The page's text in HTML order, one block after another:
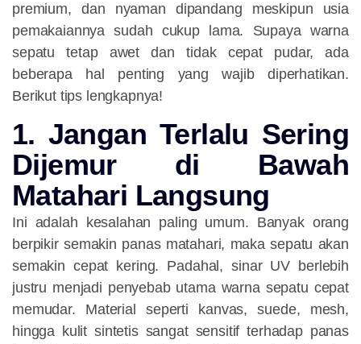
premium, dan nyaman dipandang meskipun usia
pemakaiannya sudah cukup lama. Supaya warna
sepatu tetap awet dan tidak cepat pudar, ada
beberapa hal penting yang wajib diperhatikan.
Berikut tips lengkapnya!
1. Jangan Terlalu Sering
Dijemur di Bawah
Matahari Langsung
Ini adalah kesalahan paling umum. Banyak orang
berpikir semakin panas matahari, maka sepatu akan
semakin cepat kering. Padahal, sinar UV berlebih
justru menjadi penyebab utama warna sepatu cepat
memudar. Material seperti kanvas, suede, mesh,
hingga kulit sintetis sangat sensitif terhadap panas